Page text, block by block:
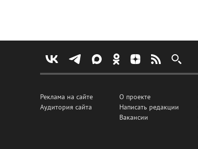
Реклама на сайте
Аудитория сайта
О проекте
Написать редакции
Вакансии